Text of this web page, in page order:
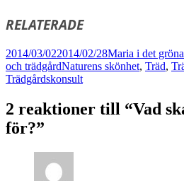
RELATERADE
Postat
2014/03/022014/02/28Författare
Maria i det gröna
och trädgårdTaggar
Naturens skönhet, Träd,
Trädgårdskonsult
2 reaktioner till “Vad
för?”